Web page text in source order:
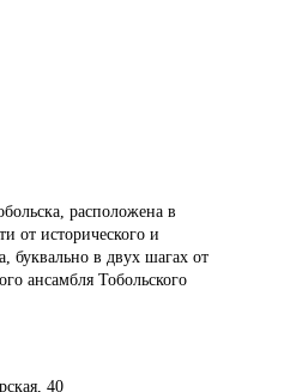
расположена в
от исторического и
буквально в двух шагах от
ансамбля Тобольского
40